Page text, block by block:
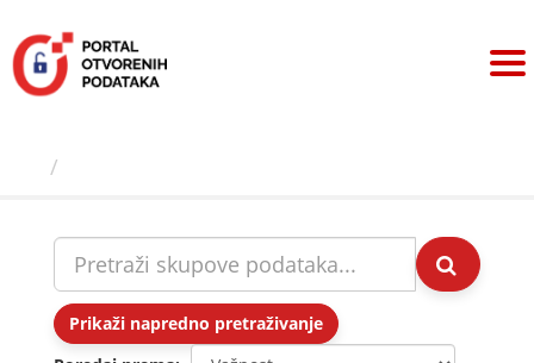
sadržaj
Prikaži napredno pretraživanje